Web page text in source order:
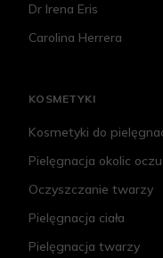
Dr Irena Eris
Carolina Herrera
KOSMETYKI
Kosmetyki do
Pielęgnacja okolic oczu
Oczyszczanie twarzy
Pielęgnacja ciała
Pielęgnacja twarzy